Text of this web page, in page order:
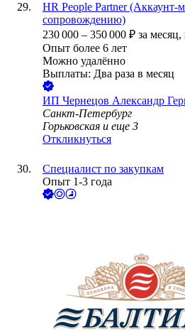
HR People Partner (Аккаунт-
сопровождению)
230 000 – 350 000 ₽ за месяц,
Опыт более 6 лет
Можно удалённо
Выплаты: Два раза в месяц
ИП Чернецов Александр
Санкт-Петербург
Горьковская и еще 3
Откликнуться
Специалист по закупкам
Опыт 1-3 года